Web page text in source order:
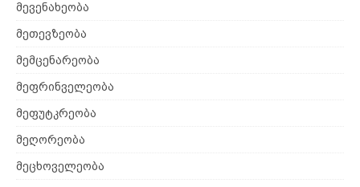
მევენახეობა
მეთევზეობა
მემცენარეობა
მეფრინველეობა
მეფუტკრეობა
მეღორეობა
მეცხოველეობა